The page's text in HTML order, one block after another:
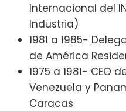
Internacional del
Industria)
1981 a 1985-
de América
1975 a 1981- CEO
Venezuela y
Caracas